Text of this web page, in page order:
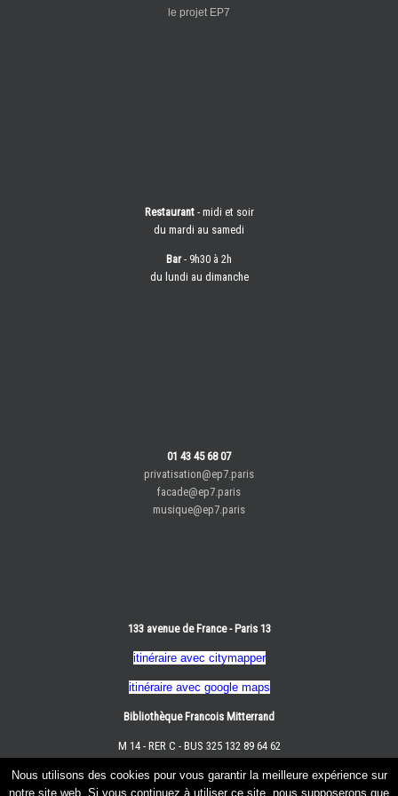
le projet EP7
Restaurant- midi et soir
du mardi au samedi
Bar- 9h30 à 2h
du lundi au dimanche
01 43 45 68 07
privatisation@ep7.paris
facade@ep7.paris
musique@ep7.paris
133 avenue de France - Paris 13
itinéraire avec citymapper
itinéraire avec google maps
Bibliothèque Francois Mitterrand
M 14 - RER C - BUS 325 132 89 64 62
Nous utilisons des cookies pour vous garantir la meilleure expérience sur
notre site web. Si vous continuez à utiliser ce site, nous supposerons que